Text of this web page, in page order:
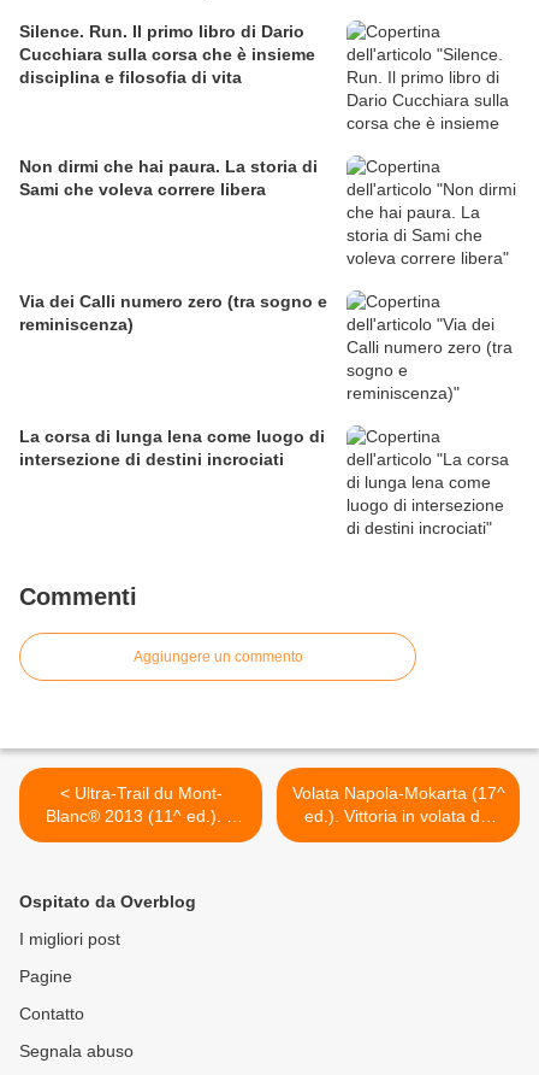
Silence. Run. Il primo libro di Dario
Cucchiara sulla corsa che è insieme
disciplina e filosofia di vita
Non dirmi che hai paura. La storia di
Sami che voleva correre libera
Via dei Calli numero zero (tra sogno e
reminiscenza)
La corsa di lunga lena come luogo di
intersezione di destini incrociati
Commenti
Aggiungere un commento
< Ultra-Trail du Mont-
Blanc® 2013 (11^ ed.). A
meno quattro giorni dallo
la parterre degli élite runner
e i mezzi di diffusione
mediatica dell'evento
Volata Napola-Mokarta (17^
ed.). Vittoria in volata del
kenyano Thomas
Ospitato da Overblog
I migliori post
Pagine
Contatto
Segnala abuso